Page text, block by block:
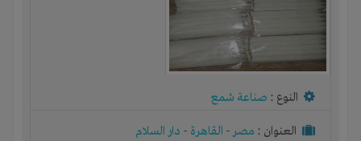
النوع : صناعة شمع
العنوان : مصر- القاهرة - دار السلام